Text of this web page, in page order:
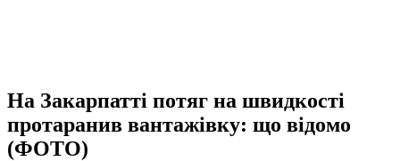
На Закарпатті потяг на швидкості
протаранив вантажівку: що відомо
(ФОТО)